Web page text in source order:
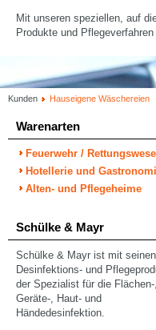
Mit unseren speziellen, auf
Produkte und
Kunden Hauseigene Wäschereien
Warenarten
Feuerwehr /
Hotellerie und
Alten- und Pflegeheime
Schülke & Mayr
Schülke & Mayr ist mit seinen
Desinfektions- und
der Spezialist für die Flächen-,
Geräte-, Haut- und
Händedesinfektion.